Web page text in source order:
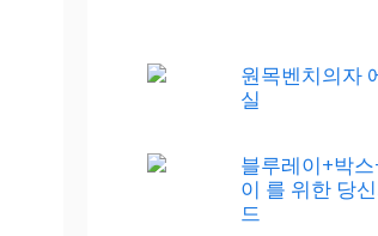
원목벤치의자
실
블루레이+박
이 를 위한 당
드